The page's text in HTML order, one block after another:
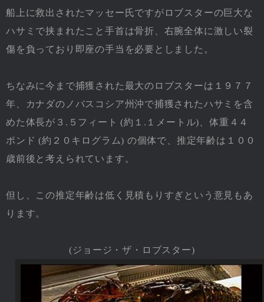
船上に救出されたマッセー氏ですがロブスターの巨大な
ハサミで挟まれたこと手首は骨折、右腕全体に激しい裂
傷を負っており即座の手当を必要としました。
ちなみに今まで捕獲された最大のロブスターは１９７７
年、カナダのノバスコシア州沖で捕獲されたハサミを含
めた体長が３.５フィート (約１.１メートル)、体重４４
ポンド (約２０キログラム) の個体で、推定年齢は１００
歳前後と考えられています。
但し、この推定年齢は低く見積もりすぎという意見もあ
ります。
(ジョージ・ザ・ロブスター)